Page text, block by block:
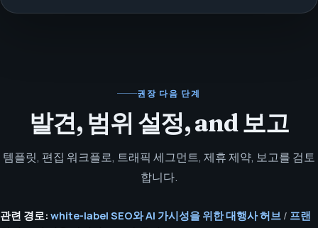
권장 다음 단계
발견, 범위 설정, and 보고
템플릿, 편집 워크플로, 트래픽 세그먼트, 제휴 제약, 보고를 검토
합니다.
관련 경로: white-label SEO와 AI 가시성을 위한 대행사 허브 / 프랜